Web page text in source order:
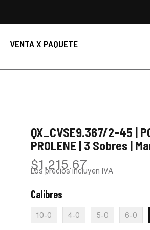
VENTA X PAQUETE
QX_CVSE9.367/2-45 |
PROLENE | 3 Sobres |
$1,215.67
Los precios incluyen IVA
Calibres
10-0 4-0 5-0 6-0